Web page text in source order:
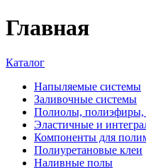
Главная
Каталог
Напыляемые системы
Заливочные системы
Полиолы, полиэфиры,
Эластичные и
Компоненты для
Полиуретановые клеи
Наливные полы